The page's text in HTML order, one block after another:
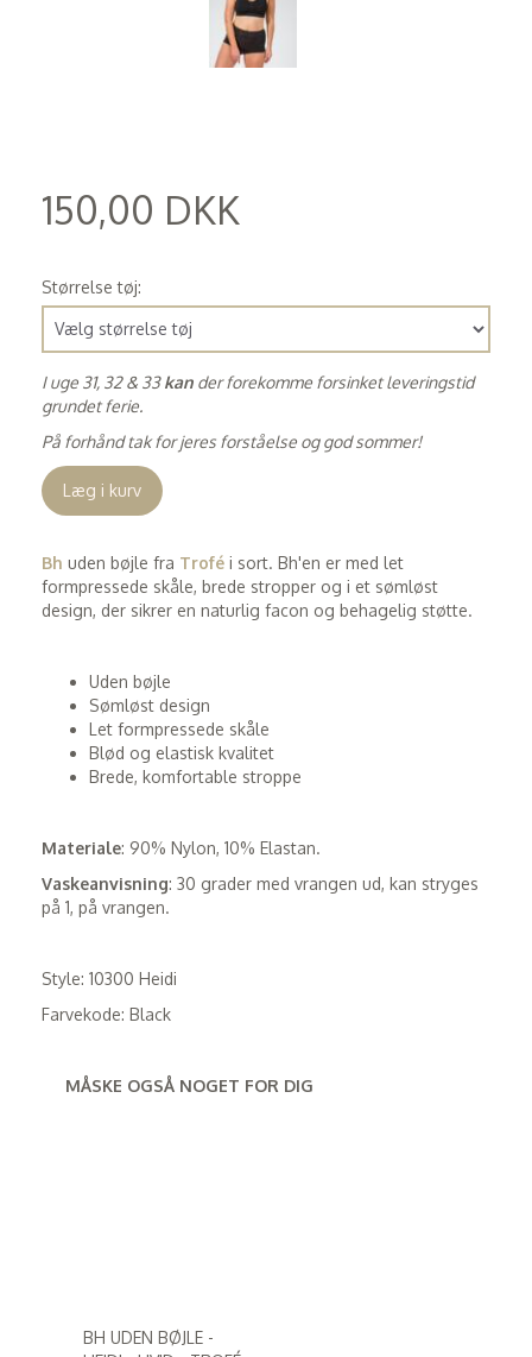
150,00 DKK
Størrelse tøj:
I uge 31, 32 & 33kan der forekomme forsinket leveringstid
grundet ferie.
På forhånd tak for jeres forståelse og god sommer!
Læg i kurv
Bh uden bøjle fra Trofé i sort. Bh'en er med let
formpressede skåle, brede stropper og i et sømløst
design, der sikrer en naturlig facon og behagelig støtte.
Uden bøjle
Sømløst design
Let formpressede skåle
Blød og elastisk kvalitet
Brede, komfortable stroppe
Materiale: 90% Nylon, 10% Elastan.
Vaskeanvisning: 30 grader med vrangen ud, kan stryges
på 1, på vrangen.
Style: 10300 Heidi
Farvekode: Black
MÅSKE OGSÅ NOGET FOR DIG
BH UDEN BØJLE -